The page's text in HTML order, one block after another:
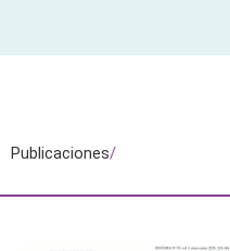
Publicaciones/